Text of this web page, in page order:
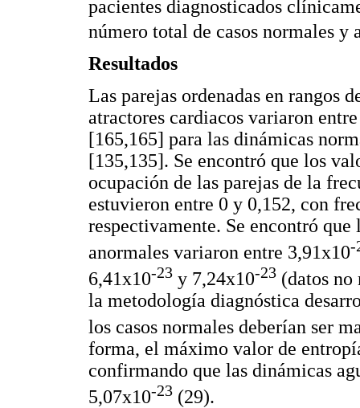
pacientes diagnosticados
número total de casos normales y
Resultados
Las parejas ordenadas en rangos
atractores cardiacos variaron
[165,165] para las dinámicas
[135,135]. Se encontró que los
ocupación de las parejas de la
estuvieron entre 0 y 0,152, con
respectivamente. Se encontró
anormales variaron entre 3,91x10-
6,41x10-23 y 7,24x10-23 (datos no
la metodología diagnóstica
los casos normales deberían ser
forma, el máximo valor de
confirmando que las dinámicas
5,07x10-23 (29).